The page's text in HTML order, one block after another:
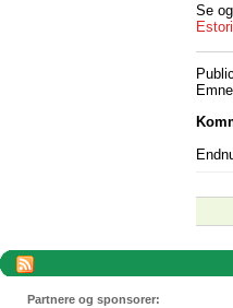
Se
Partnere og sponsorer: